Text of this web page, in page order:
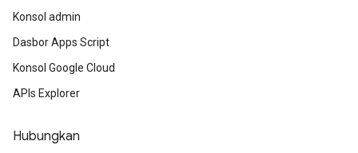
Konsol admin
Dasbor Apps Script
Konsol Google Cloud
APIs Explorer
Hubungkan